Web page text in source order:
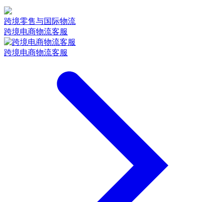
跨境零售与国际物流
跨境电商物流客服
跨境电商物流客服